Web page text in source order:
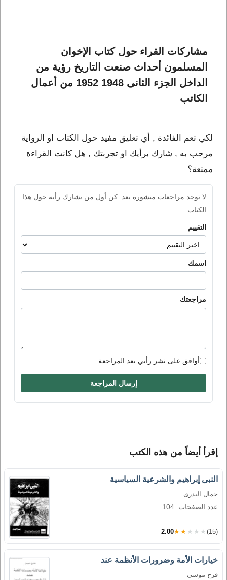
مشاركات القراء حول كتاب الإخوان
المسلمون أحداث صنعت التاريخ رؤية من
الداخل الجزء الثانى 1948 1952 من أعمال
الكاتب
لكي تعم الفائدة , أي تعليق مفيد حول الكتاب او الرواية
مرحب به , شارك برأيك او تجربتك , هل كانت القراءة
ممتعة؟
لا توجد مراجعات منشورة بعد. كن أول من يشارك رأيه حول هذا
الكتاب.
التقييم
اسمك
مراجعتك
أوافق على نشر رأيي بعد المراجعة.
إرسال المراجعة
إقرأ أيضاً من هذه الكتب
النبى إبراهيم والشرعية السياسية
جمال البدرى
عدد الصفحات: 104
2.00★★★★★ (15)
خيارات الأمة وضرورات الأنظمة عند
فرح موسى